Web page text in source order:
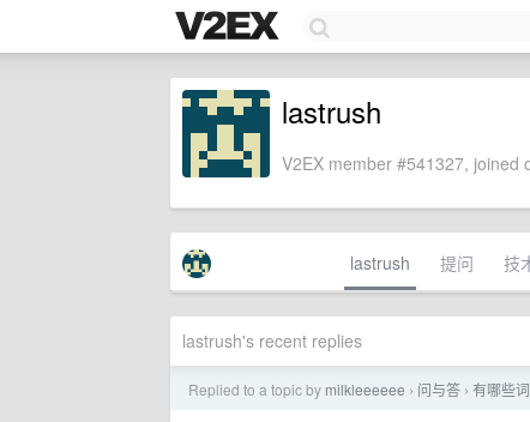
lastrush
V2EX member #541327, joined
lastrush 提问 技
lastrush's recent replies
Replied to a topic by milkleeeeee › 问与答 › 有哪些